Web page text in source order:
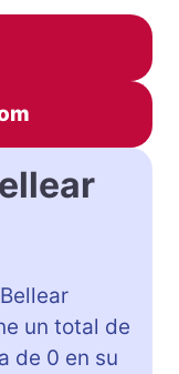
un total de
de 0 en su